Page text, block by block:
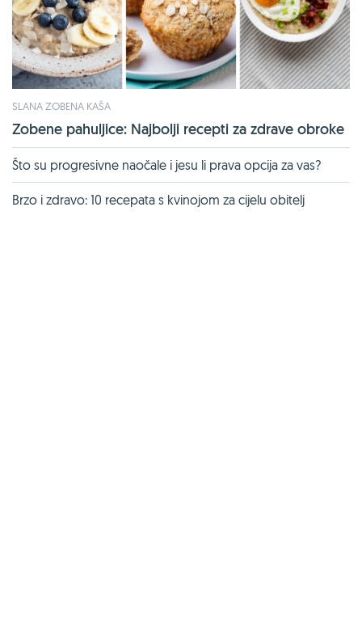
SLANA ZOBENA KAŠA
Zobene pahuljice: Najbolji recepti za zdrave obroke
Što su progresivne naočale i jesu li prava opcija za vas?
Brzo i zdravo: 10 recepata s kvinojom za cijelu obitelj